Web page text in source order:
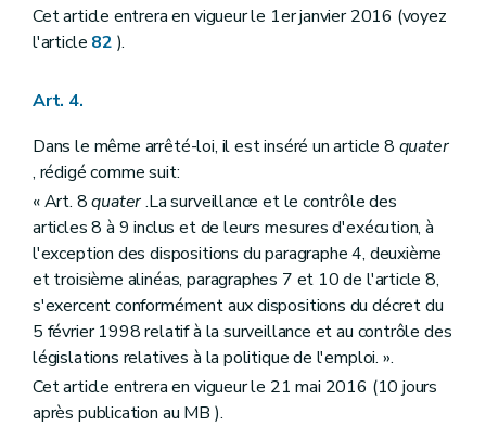
Cet article entrera en vigueur le 1er janvier 2016 (voyez
l'article 82 ).
Art. 4.
Dans le même arrêté-loi, il est inséré un article 8 quater
, rédigé comme suit:
« Art. 8quater.La surveillance et le contrôle des
articles 8 à 9 inclus et de leurs mesures d'exécution, à
l'exception des dispositions du paragraphe 4, deuxième
et troisième alinéas, paragraphes 7 et 10 de l'article 8,
s'exercent conformément aux dispositions du décret du
5 février 1998 relatif à la surveillance et au contrôle des
législations relatives à la politique de l'emploi. ».
Cet article entrera en vigueur le 21 mai 2016 (10 jours
après publication au MB ).